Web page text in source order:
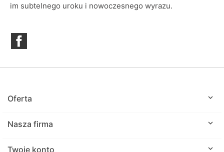
im subtelnego uroku i nowoczesnego wyrazu.
Oferta 
Nasza firma 
Twoje konto 